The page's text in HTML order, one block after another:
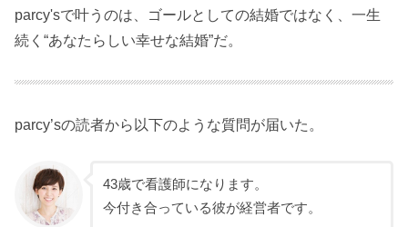
parcy'sで叶うのは、ゴールとしての結婚ではなく、一生
続く“あなたらしい幸せな結婚”だ。
parcy’sの読者から以下のような質問が届いた。
43歳で看護師になります。
今付き合っている彼が経営者です。